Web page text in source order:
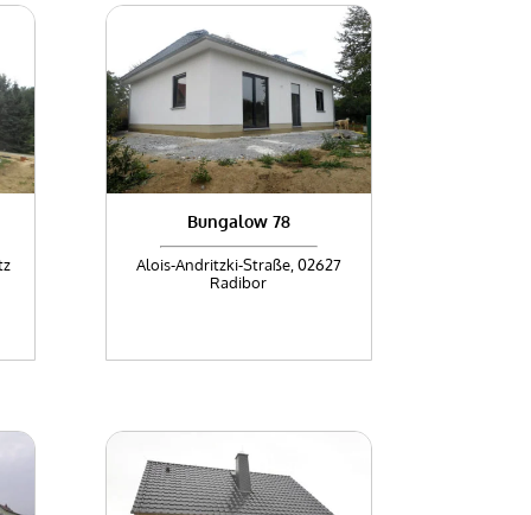
Bungalow 78
Alois-Andritzki-Straße, 02627
Radibor